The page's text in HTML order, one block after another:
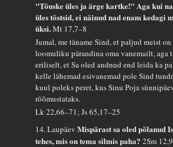
"Tõuske üles ja ärge kartke!" Aga kui
üles tõstsid, ei näinud nad enam kedagi
üksi.Mt 17,7–8
Jumal, me täname Sind, et paljud meist
loomuliku pärandina oma vanemailt, aga
eriliselt, et Sa oled andnud end leida ka
kelle lähemad esivanemad pole Sind
kuul poleks peret, kus Sinu Poja
rõõmustataks.
Lk 22,66–71; Js 65,17–25
14. LaupäevMispärast sa oled põlanud
tehes, mis on tema silmis paha?2Sm 12,9